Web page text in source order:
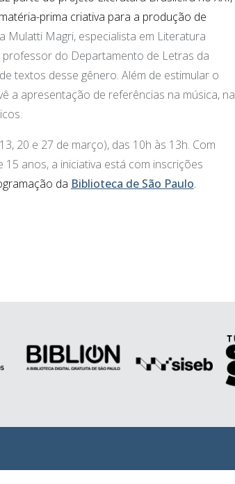
prima criativa para a produção de
Mulatti Magri, especialista em Literatura
professor do Departamento de Letras da
textos desse gênero. Além de estimular o
a apresentação de referências na música, na
20 e 27 de março), das 10h às 13h. Com
anos, a iniciativa está com inscrições
da Biblioteca de São Paulo.